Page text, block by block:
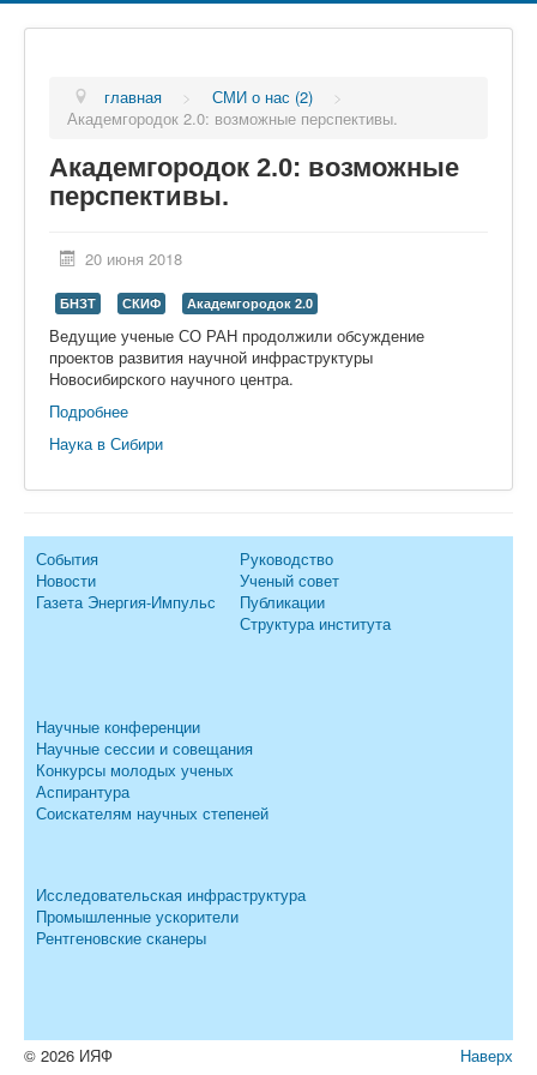
главная > СМИ о нас (2)
>
Академгородок 2.0: возможные перспективы.
Академгородок 2.0: возможные
перспективы.
20 июня 2018
БНЗТ СКИФ Академгородок 2.0
Ведущие ученые СО РАН продолжили обсуждение
проектов развития научной инфраструктуры
Новосибирского научного центра.
Подробнее
Наука в Сибири
События
Новости
Газета Энергия-Импульс
Руководство
Ученый совет
Публикации
Структура института
Научные конференции
Научные сессии и совещания
Конкурсы молодых ученых
Аспирантура
Соискателям научных степеней
Исследовательская инфраструктура
Промышленные ускорители
Рентгеновские сканеры
Наверх
© 2026 ИЯФ